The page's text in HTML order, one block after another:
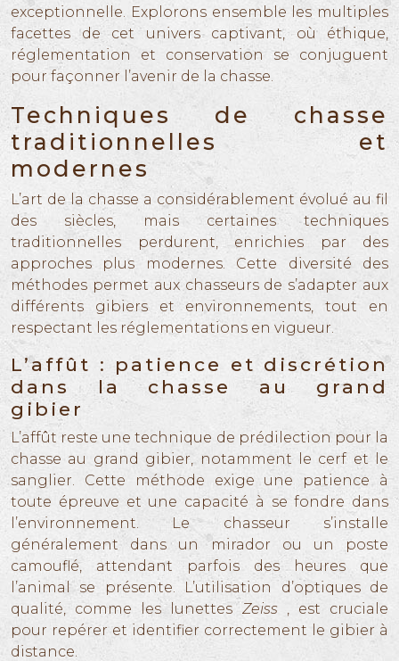
exceptionnelle. Explorons ensemble les multiples
facettes de cet univers captivant, où éthique,
réglementation et conservation se conjuguent
pour façonner l’avenir de la chasse.
Techniques de chasse
traditionnelles et
modernes
L’art de la chasse a considérablement évolué au fil
des siècles, mais certaines techniques
traditionnelles perdurent, enrichies par des
approches plus modernes. Cette diversité des
méthodes permet aux chasseurs de s’adapter aux
différents gibiers et environnements, tout en
respectant les réglementations en vigueur.
L’affût : patience et discrétion
dans la chasse au grand
gibier
L’affût reste une technique de prédilection pour la
chasse au grand gibier, notamment le cerf et le
sanglier. Cette méthode exige une patience à
toute épreuve et une capacité à se fondre dans
l’environnement. Le chasseur s’installe
généralement dans un mirador ou un poste
camouflé, attendant parfois des heures que
l’animal se présente. L’utilisation d’optiques de
qualité, comme les lunettes Zeiss , est cruciale
pour repérer et identifier correctement le gibier à
distance.